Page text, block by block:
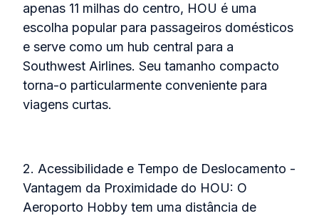
apenas 11 milhas do centro, HOU é uma
escolha popular para passageiros domésticos
e serve como um hub central para a
Southwest Airlines. Seu tamanho compacto
torna-o particularmente conveniente para
viagens curtas.
2. Acessibilidade e Tempo de Deslocamento -
Vantagem da Proximidade do HOU: O
Aeroporto Hobby tem uma distância de